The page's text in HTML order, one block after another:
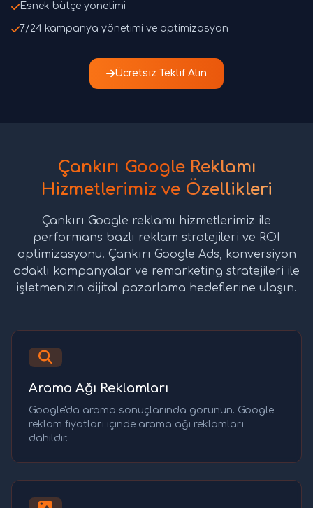
Esnek bütçe yönetimi
7/24 kampanya yönetimi ve optimizasyon
Ücretsiz Teklif Alın
Çankırı Google Reklamı
Hizmetlerimiz ve Özellikleri
Çankırı Google reklamı hizmetlerimiz ile
performans bazlı reklam stratejileri ve ROI
optimizasyonu. Çankırı Google Ads, konversiyon
odaklı kampanyalar ve remarketing stratejileri ile
işletmenizin dijital pazarlama hedeflerine ulaşın.
Arama Ağı Reklamları
Google'da arama sonuçlarında görünün. Google
reklam fiyatları içinde arama ağı reklamları
dahildir.